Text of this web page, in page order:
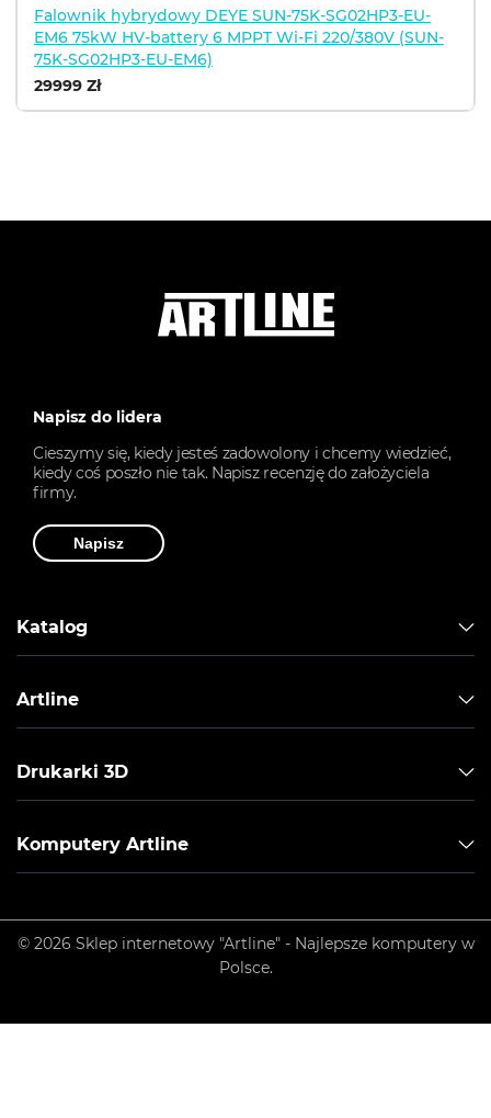
Falownik hybrydowy DEYE SUN-75K-SG02HP3-EU-
EM6 75kW HV-battery 6 MPPT Wi-Fi 220/380V (SUN-
75K-SG02HP3-EU-EM6)
29999 Zł
Napisz do lidera
Cieszymy się, kiedy jesteś zadowolony i chcemy wiedzieć,
kiedy coś poszło nie tak. Napisz recenzję do założyciela
firmy.
Napisz
Katalog
Artline
Drukarki 3D
Komputery Artline
© 2026 Sklep internetowy "Artline" - Najlepsze komputery w
Polsce.